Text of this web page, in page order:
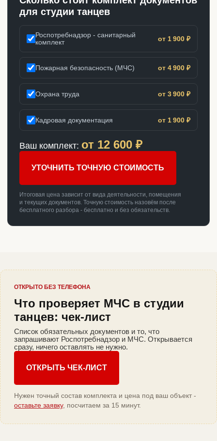
для студии танцев
Роспотребнадзор - санитарный
комплект
от 1 900 ₽
Пожарная безопасность (МЧС) от 4 900 ₽
Охрана труда от 3 900 ₽
Кадровая документация от 1 900 ₽
Ваш комплект: от 12 600 ₽
УТОЧНИТЬ ТОЧНУЮ СТОИМОСТЬ
Итоговая цена зависит от вида деятельности, помещения
и текущих документов. Точную стоимость назовём после
бесплатного разбора - бесплатно и без обязательств.
ОТКРЫТО БЕЗ ТЕЛЕФОНА
Что проверяет МЧС в студии
танцев: чек-лист
Список обязательных документов и то, что
запрашивают Роспотребнадзор и МЧС. Открывается
сразу, ничего оставлять не нужно.
ОТКРЫТЬ ЧЕК-ЛИСТ
Нужен точный состав комплекта и цена под ваш объект -
оставьте заявку, посчитаем за 15 минут.